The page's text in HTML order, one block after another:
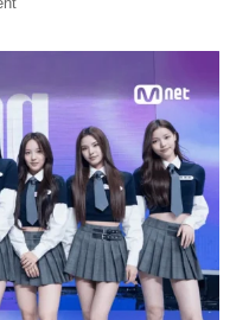
grupo
no
“I-
LAND
2”,
não
poderá
se
apresentar
na